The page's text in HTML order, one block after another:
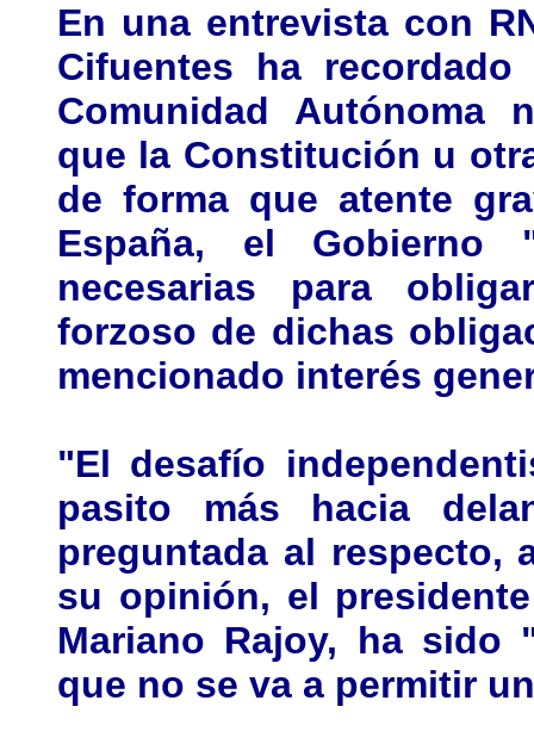
En una entrevista con
Cifuentes ha
Comunidad Autónoma
que la Constitución u
de forma que atente
España, el Gobierno
necesarias para
forzoso de dichas
mencionado interés
"El desafío
pasito más hacia
preguntada al respecto,
su opinión, el
Mariano Rajoy, ha sido
que no se va a permitir